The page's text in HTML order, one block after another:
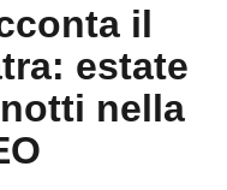
il
estate
nella